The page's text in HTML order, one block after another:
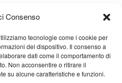
Consenso
tecnologie come i cookie per
del dispositivo. Il consenso a
dati come il comportamento di
Non acconsentire o ritirare il
su alcune caratteristiche e funzioni.
Cerca